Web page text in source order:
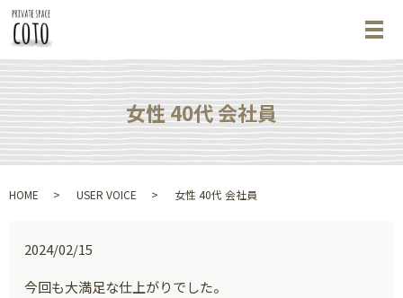
メ
女性 40代 会社員
HOME USER VOICE 女性 40代 会社員
2024/02/15
今回も大満足な仕上がりでした。